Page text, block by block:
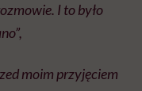
I to było
moim przyjęciem